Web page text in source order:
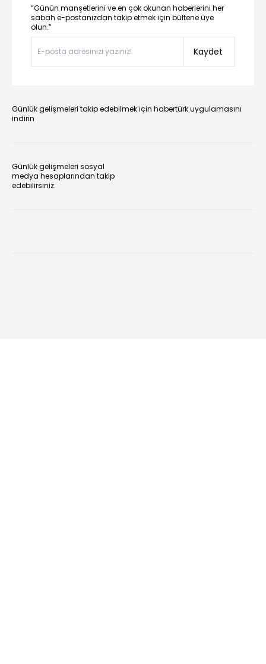
“Günün manşetlerini ve en çok okunan haberlerini her
sabah e-postanızdan takip etmek için bültene üye
olun.”
Kaydet
Günlük gelişmeleri takip edebilmek için habertürk uygulamasını
indirin
Günlük gelişmeleri sosyal
medya hesaplarından takip
edebilirsiniz.